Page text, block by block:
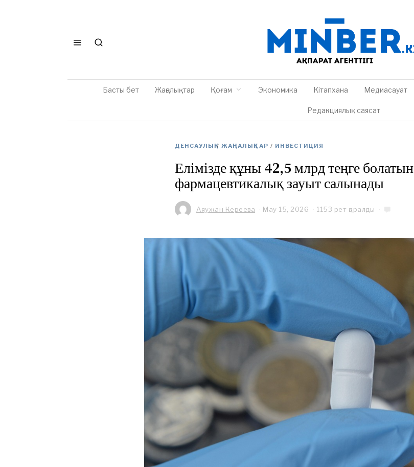
Басты бет Жаңалықтар Қоғам Экономика Кітапхана Медиасауат
Редакциялық саясат
ДЕНСАУЛЫҚ / ЖАҢАЛЫҚТАР / ИНВЕСТИЦИЯ
Елімізде құны 42,5 млрд теңге болатын
фармацевтикалық зауыт салынады
Аяужан Кереева May 15, 2026
1
6
1153 рет қаралды